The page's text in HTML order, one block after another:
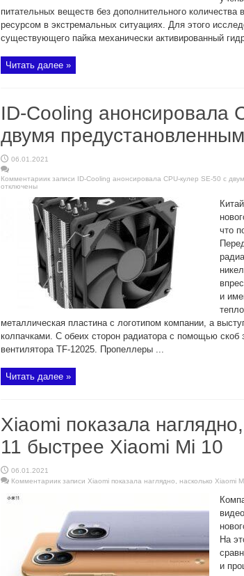
питательных веществ без дополнительного
ресурсом в экстремальных ситуациях. Для этого
существующего пайка механически активированный
Читать далее »
ID-Cooling анонсировала
двумя
06.01.2021
Комментариик записи ID-Cooling анонсировала CPU-кулер SE-50 с
отключены
что
и
металлическая пластина с логотипом компании, а
колпачками. С обеих сторон радиатора с помощью
вентилятора TF-12025. Пропеллеры ...
Читать далее »
Xiaomi показала
11 быстрее Xiaomi Mi 10
06.01.2021
Комментариик записи Xiaomi показала наглядно, насколько Xiaomi
На
и